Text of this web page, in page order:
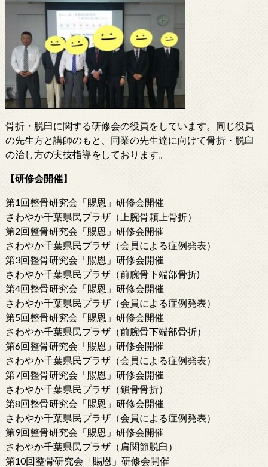
骨折・脱臼に関する研修会の役員をしています。同じ役員
の先生方と講師のもと、同業の先生達に向けて骨折・脱臼
の治し方の実技指導をしております。
【研修会開催】
第1回整骨研究会「賜恩」研修会開催
さわやか千葉県民プラザ（上腕骨顆上骨折）
第2回整骨研究会「賜恩」研修会開催
さわやか千葉県民プラザ（会員による症例発表）
第3回整骨研究会「賜恩」研修会開催
さわやか千葉県民プラザ（前腕骨下端部骨折)
第4回整骨研究会「賜恩」研修会開催
さわやか千葉県民プラザ（会員による症例発表）
第5回整骨研究会「賜恩」研修会開催
さわやか千葉県民プラザ（前腕骨下端部骨折）
第6回整骨研究会「賜恩」研修会開催
さわやか千葉県民プラザ（会員による症例発表）
第7回整骨研究会「賜恩」研修会開催
さわやか千葉県民プラザ（鎖骨骨折）
第8回整骨研究会「賜恩」研修会開催
さわやか千葉県民プラザ（会員による症例発表）
第9回整骨研究会「賜恩」研修会開催
さわやか千葉県民プラザ（肩関節脱臼）
第10回整骨研究会「賜恩」研修会開催